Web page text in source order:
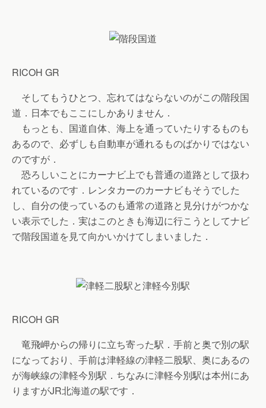
RICOH GR
そしてもうひとつ、忘れてはならないのがこの階段国
道．日本でもここにしかありません．
もっとも、国道自体、海上を通っていたりするものも
あるので、必ずしも自動車が通れるものばかりではない
のですが．
恐ろしいことにカーナビ上でも普通の道路として扱わ
れているのです．レンタカーのカーナビもそうでした
し、自分の使っているのも通常の道路と見分けがつかな
い表示でした．実はこのときも海辺に行こうとしてナビ
で階段国道を見て向かいかけてしまいました．
RICOH GR
竜飛岬からの帰りに立ち寄った駅．手前と奥で別の駅
になっており、手前は津軽線の津軽二股駅、奥にあるの
が海峡線の津軽今別駅．ちなみに津軽今別駅は本州にあ
りますがJR北海道の駅です．